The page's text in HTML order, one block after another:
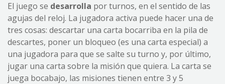
El juego se desarrolla por turnos, en el sentido de las
agujas del reloj. La jugadora activa puede hacer una de
tres cosas: descartar una carta bocarriba en la pila de
descartes, poner un bloqueo (es una carta especial) a
una jugadora para que se salte su turno y, por último,
jugar una carta sobre la misión que quiera. La carta se
juega bocabajo, las misiones tienen entre 3 y 5